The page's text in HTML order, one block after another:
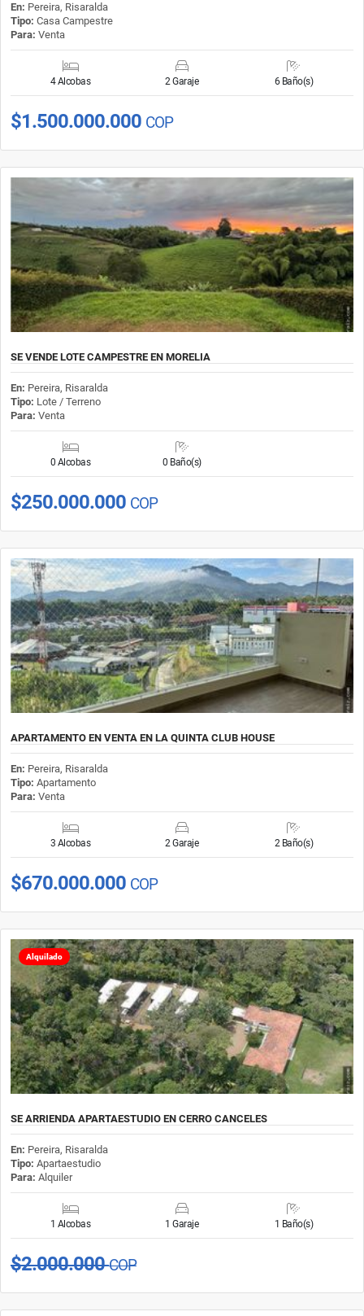
En: Pereira, Risaralda
Tipo: Casa Campestre
Para: Venta
4 Alcobas 2 Garaje 6 Baño(s)
$1.500.000.000 COP
SE VENDE LOTE CAMPESTRE EN MORELIA
En: Pereira, Risaralda
Tipo: Lote / Terreno
Para: Venta
0 Alcobas 0 Baño(s)
$250.000.000 COP
APARTAMENTO EN VENTA EN LA QUINTA CLUB HOUSE
En: Pereira, Risaralda
Tipo: Apartamento
Para: Venta
3 Alcobas 2 Garaje 2 Baño(s)
$670.000.000 COP
Alquilado
SE ARRIENDA APARTAESTUDIO EN CERRO CANCELES
En: Pereira, Risaralda
Tipo: Apartaestudio
Para: Alquiler
1 Alcobas 1 Garaje 1 Baño(s)
$2.000.000COP